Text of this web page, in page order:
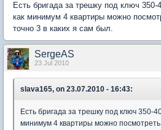
Есть бригада за трешку под ключ
как минимум 4 квартиры можно
точно 3 в каких я сам был.
SergeAS
23 Jul 2010
slava165, on 23.07.2010 - 16:43:
Есть бригада за трешку под ключ 350-
минимум 4 квартиры можно